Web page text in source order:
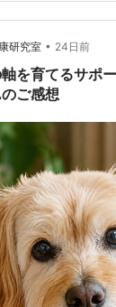
きているのか、
能力の低下少し前
ずのタンパク質や
）が、加齢ととも
電解質バランスの
研究室 • 24日前
軸を育てるサポ
ご感想